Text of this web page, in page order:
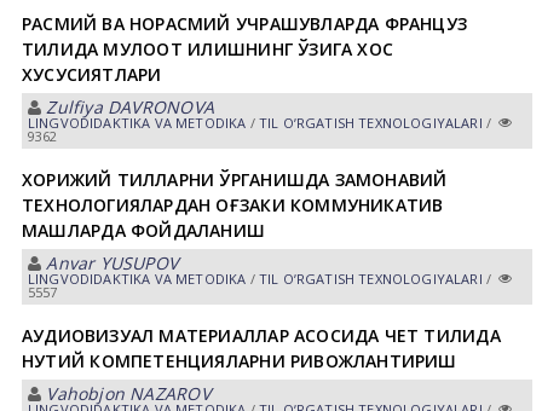
РАСМИЙ ВА НОРАСМИЙ УЧРАШУВЛАРДА ФРАНЦУЗ
ТИЛИДА МУЛОҚОТ ҚИЛИШНИНГ ЎЗИГА ХОС
ХУСУСИЯТЛАРИ
Zulfiya DАVRONOVА
LINGVODIDАKTIKА VА METODIKА / TIL OʼRGАTISH TEXNOLOGIYALАRI /
9362
ХОРИЖИЙ ТИЛЛАРНИ ЎРГАНИШДА ЗАМОНАВИЙ
ТЕХНОЛОГИЯЛАРДАН ОҒЗАКИ КОММУНИКАТИВ
МАШҚЛАРДА ФОЙДАЛАНИШ
Anvar YUSUPOV
LINGVODIDАKTIKА VА METODIKА / TIL OʼRGАTISH TEXNOLOGIYALАRI /
5557
АУДИОВИЗУАЛ МАТЕРИАЛЛАР АСОСИДА ЧЕТ ТИЛИДА
НУТҚИЙ КОМПЕТЕНЦИЯЛАРНИ РИВОЖЛАНТИРИШ
Vahobjon NАZАROV